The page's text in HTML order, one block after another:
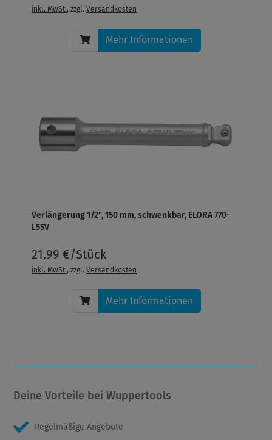
inkl. MwSt., zzgl.Versandkosten
Mehr Informationen
Verlängerung 1/2", 150 mm, schwenkbar, ELORA 770-
L55V
21,99 €/Stück
inkl. MwSt., zzgl.Versandkosten
Mehr Informationen
Deine Vorteile bei Wuppertools
Regelmäßige Angebote